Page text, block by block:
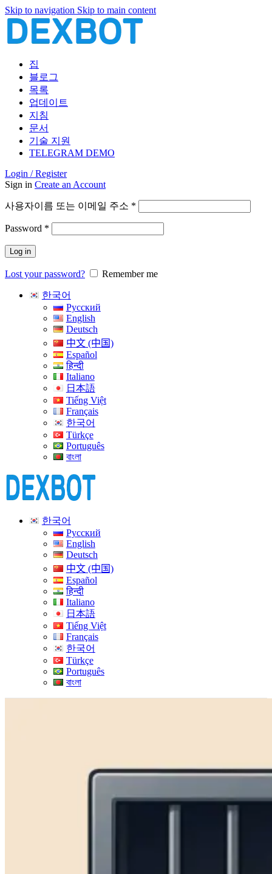
Skip to navigation Skip to main content
집
블로그
목록
업데이트
지침
문서
기술 지원
TELEGRAM DEMO
Login / Register
Sign in Create an Account
사용자이름 또는 이메일 주소 *
Password *
Log in
Lost your password? Remember me
한국어
Русский
English
Deutsch
中文 (中国)
Español
हिन्दी
Italiano
日本語
Tiếng Việt
Français
한국어
Türkçe
Português
বাংলা
한국어
Русский
English
Deutsch
中文 (中国)
Español
हिन्दी
Italiano
日本語
Tiếng Việt
Français
한국어
Türkçe
Português
বাংলা